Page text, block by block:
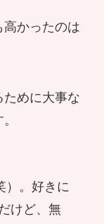
高かったのは
ために大事な
）。好きに
けど、無